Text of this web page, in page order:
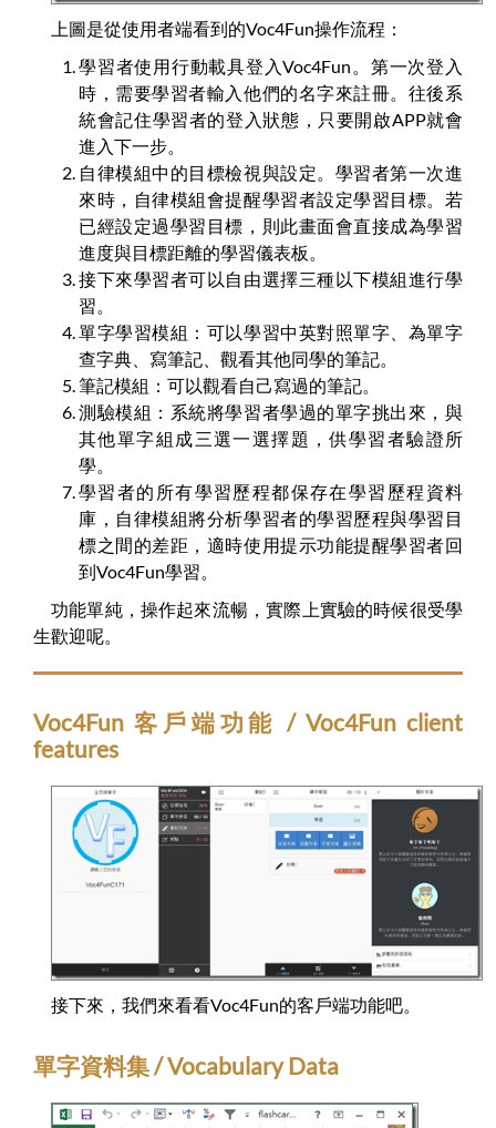
上圖是從使用者端看到的Voc4Fun操作流程：
學習者使用行動載具登入Voc4Fun。第一次登入
時，需要學習者輸入他們的名字來註冊。往後系
統會記住學習者的登入狀態，只要開啟APP就會
進入下一步。
自律模組中的目標檢視與設定。學習者第一次進
來時，自律模組會提醒學習者設定學習目標。若
已經設定過學習目標，則此畫面會直接成為學習
進度與目標距離的學習儀表板。
接下來學習者可以自由選擇三種以下模組進行學
習。
單字學習模組：可以學習中英對照單字、為單字
查字典、寫筆記、觀看其他同學的筆記。
筆記模組：可以觀看自己寫過的筆記。
測驗模組：系統將學習者學過的單字挑出來，與
其他單字組成三選一選擇題，供學習者驗證所
學。
學習者的所有學習歷程都保存在學習歷程資料
庫，自律模組將分析學習者的學習歷程與學習目
標之間的差距，適時使用提示功能提醒學習者回
到Voc4Fun學習。
功能單純，操作起來流暢，實際上實驗的時候很受學
生歡迎呢。
Voc4Fun 客戶端功能 / Voc4Fun client
features
接下來，我們來看看Voc4Fun的客戶端功能吧。
單字資料集 / Vocabulary Data